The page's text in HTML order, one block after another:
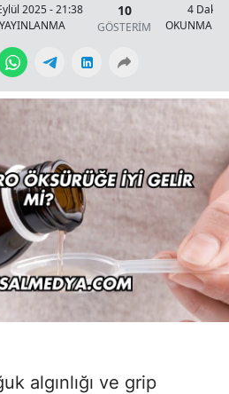
2025 - 21:38
YAYINLANMA
10
GÖSTERİM
4 Dakika
OKUNMA
algınlığı ve grip